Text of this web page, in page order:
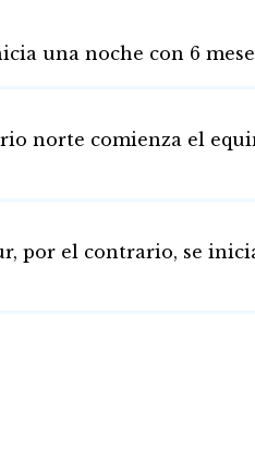
una noche con 6
norte comienza el
por el contrario, se